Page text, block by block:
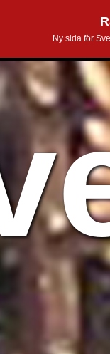
Ny sida för